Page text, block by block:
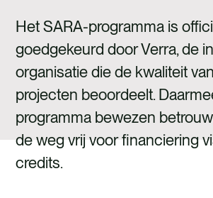
Het SARA-programma is
goedgekeurd door Verra, de
organisatie die de kwaliteit
projecten beoordeelt.
programma bewezen
de weg vrij voor financiering
credits.